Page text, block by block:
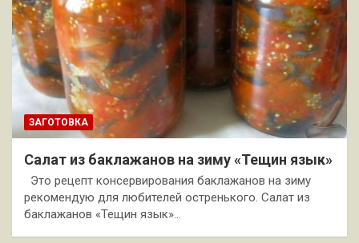
ЗАГОТОВКА
Салат из баклажанов на зиму «Тещин язык»
Это рецепт консервирования баклажанов на зиму
рекомендую для любителей остренького. Салат из
баклажанов «Тещин язык»…